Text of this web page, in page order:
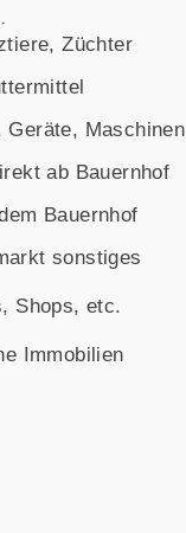
Züchter
Geräte, Maschinen
ab Bauernhof
Bauernhof
sonstiges
Shops, etc.
Immobilien